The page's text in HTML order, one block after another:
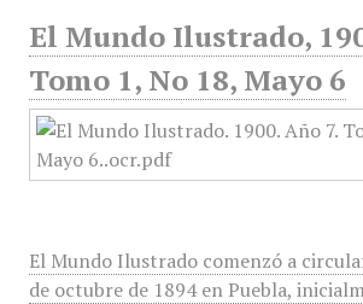
El Mundo Ilustrado,
Tomo 1, No 18, Mayo 6
El Mundo Ilustrado comenzó a
de octubre de 1894 en Puebla,